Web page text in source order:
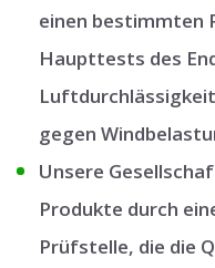
einen bestimmten
Haupttests des
gegen
Unsere
Produkte durch
Prüfstelle, die die